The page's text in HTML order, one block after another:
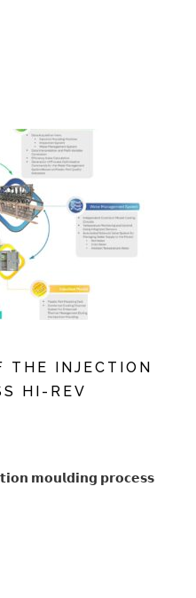
THE INJECTION
HI-REV
𝗺𝗼𝘂𝗹𝗱𝗶𝗻𝗴 𝗽𝗿𝗼𝗰𝗲𝘀𝘀